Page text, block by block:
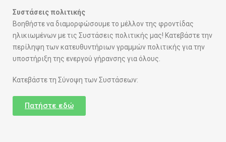
Συστάσεις πολιτικής
Βοηθήστε να διαμορφώσουμε το μέλλον της φροντίδας
ηλικιωμένων με τις Συστάσεις πολιτικής μας! Κατεβάστε την
περίληψη των κατευθυντήριων γραμμών πολιτικής για την
υποστήριξη της ενεργού γήρανσης για όλους.
Κατεβάστε τη Σύνοψη των Συστάσεων:
Πατήστε εδώ